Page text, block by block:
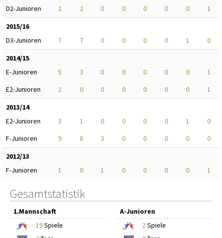
D2-Junioren 2 2 0 0 0 0 0
1
2015/16
D3-Junioren
7 7 0 0 0 0 1
0
2014/15
E-Junioren
5 3 0 0 0 0 0
1
E2-Junioren
2 0 0 0 0 0 0
1
2013/14
E2-Junioren
3 1 0 0 0 0 1
0
F-Junioren
9 8 3 0 0 0 0
0
2012/13
F-Junioren
1 0 1 0 0 0 0 1
Gesamtstatistik
1.Mannschaft
19Spiele
A-Junioren
2Spiele